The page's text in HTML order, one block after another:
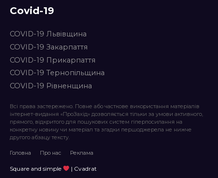
Covid-19
COVID-19 Львівщина
COVID-19 Закарпаття
COVID-19 Прикарпаття
COVID-19 Тернопільщина
COVID-19 Рівненщина
Всі права застережено. Повне або часткове використання матеріалів
інтернет-видання «ПроЗахід» дозволяється тільки за умови активного,
прямого, відкритого для пошукових систем гіперпосилання на
конкретну новину чи матеріал та згадки першоджерела не нижче
другого абзацу тексту.
Головна Про нас Реклама
Square and simple | Cvadrat